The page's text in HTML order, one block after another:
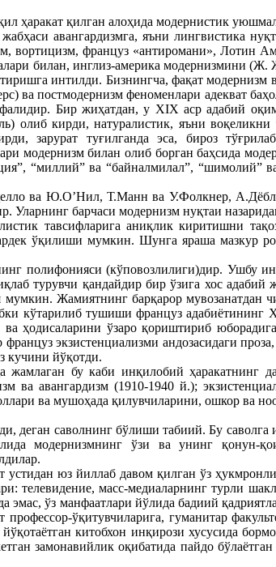
ҳаракат қилган алоҳида модернистик
авангардизмга, яъни лингвистика
вортицизм, француз «антиромани», Лотин
билан, инглиз-америка модернизмини
интилди. Бизнингча, фақат модернизм
ва постмодернизм феноменлари адекват
Бир жиҳатдан, у XIX аср адабий
олиб кирди, натуралистик, яъни
зарурат туғилганда эса, бироз
модернизм билан олиб борган баҳсида
“миллий” ва “байналмилал”,
ва Ю.О’Нил, Т.Манн ва У.Фолкнер,
барчаси модернизм нуқтаи
тавсифларига аниқлик киритишни
ўқилиши мумкин. Шунга яраша мазкур
полифонияси (кўповозлилиги)дир. Ушбу
турувчи қандайдир бир ўзига хос
Жамиятнинг барқарор мувозанатдан
кўтарилиб тушиши француз
ҳодисаларини ўзаро қориштириб
экзистенциализми андозасидаги
кучини йўқотди.
бу каби инқилобий ҳаракатнинг
ва авангардизм (1910-1940 й.);
ва мушоҳада қилувчиларини, ошкор ва
деган саволнинг бўлиши табиий. Бу
модернизмнинг ўзи ва унинг қонун-
юз йиллаб давом қилган ўз
телевидение, масс-медиаларнинг турли
ўз манфаатлари йўлида бадиий
профессор-ўқитувчиларига, гуманитар
китобхон инқирози хусусида
замонавийлик оқибатида пайдо бўлаётган